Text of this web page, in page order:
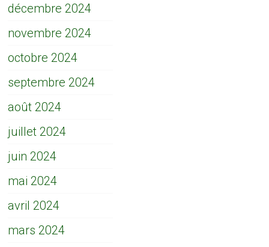
décembre 2024
novembre 2024
octobre 2024
septembre 2024
août 2024
juillet 2024
juin 2024
mai 2024
avril 2024
mars 2024